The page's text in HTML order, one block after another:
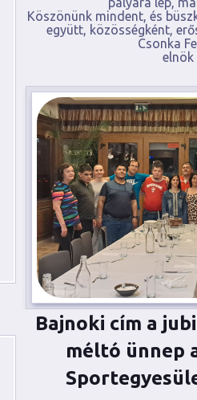
Köszönünk mindent, és
együtt, közösségként,
Csonka
elnök
Bajnoki cím a
méltó ünnep